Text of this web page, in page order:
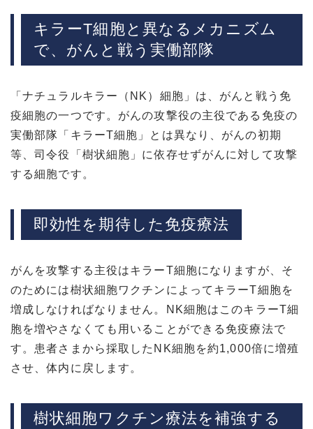
キラーT細胞と異なるメカニズム
で、がんと戦う実働部隊
「ナチュラルキラー（NK）細胞」は、がんと戦う免
疫細胞の一つです。がんの攻撃役の主役である免疫の
実働部隊「キラーT細胞」とは異なり、がんの初期
等、司令役「樹状細胞」に依存せずがんに対して攻撃
する細胞です。
即効性を期待した免疫療法
がんを攻撃する主役はキラーT細胞になりますが、そ
のためには樹状細胞ワクチンによってキラーT細胞を
増成しなければなりません。NK細胞はこのキラーT細
胞を増やさなくても用いることができる免疫療法で
す。患者さまから採取したNK細胞を約1,000倍に増殖
させ、体内に戻します。
樹状細胞ワクチン療法を補強する